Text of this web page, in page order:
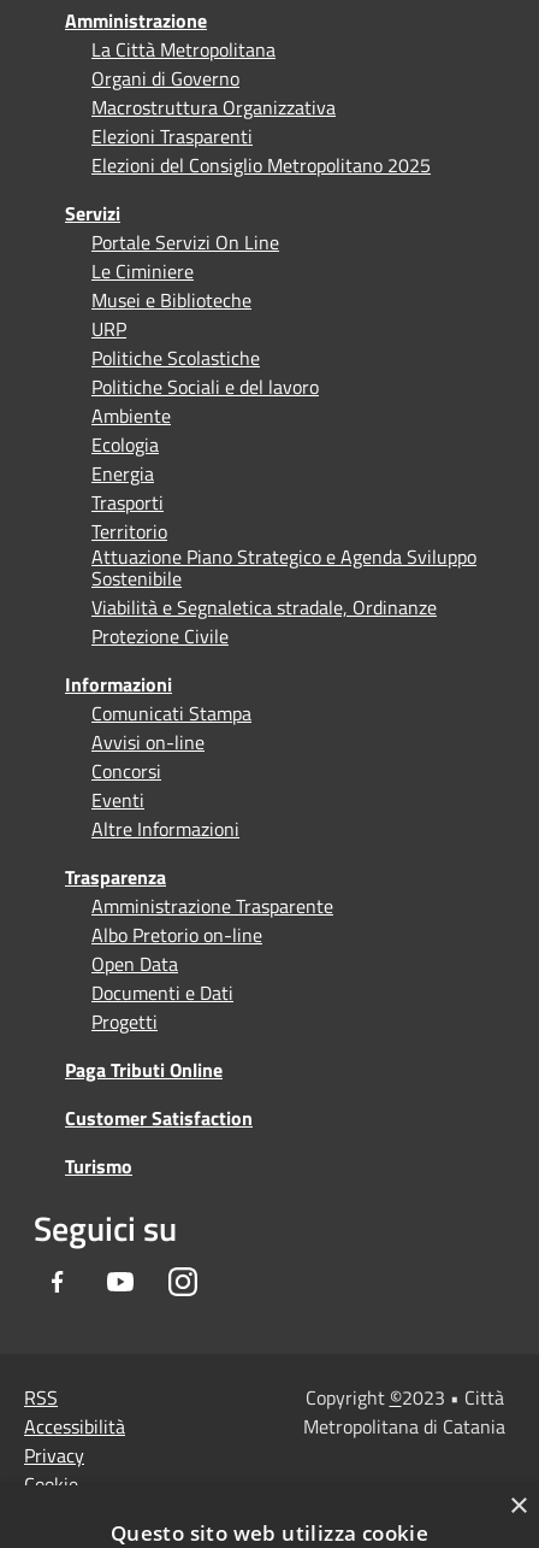
Amministrazione
La Città Metropolitana
Organi di Governo
Macrostruttura Organizzativa
Elezioni Trasparenti
Elezioni del Consiglio Metropolitano 2025
Servizi
Portale Servizi On Line
Le Ciminiere
Musei e Biblioteche
URP
Politiche Scolastiche
Politiche Sociali e del lavoro
Ambiente
Ecologia
Energia
Trasporti
Territorio
Attuazione Piano Strategico e Agenda Sviluppo
Sostenibile
Viabilità e Segnaletica stradale, Ordinanze
Protezione Civile
Informazioni
Comunicati Stampa
Avvisi on-line
Concorsi
Eventi
Altre Informazioni
Trasparenza
Amministrazione Trasparente
Albo Pretorio on-line
Open Data
Documenti e Dati
Progetti
Paga Tributi Online
Customer Satisfaction
Turismo
Seguici su
Facebook YoutubeInstagram
RSS
Accessibilità
Privacy
Cookie
Copyright ©2023 • Città
Metropolitana di Catania
×
Questo sito web utilizza cookie